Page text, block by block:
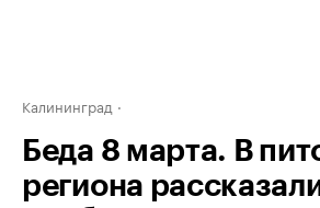
Калининград
Беда 8 марта. В
региона